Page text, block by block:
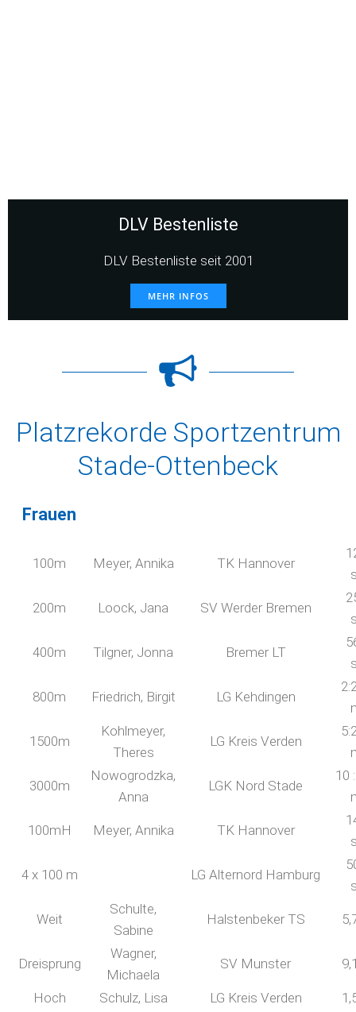
DLV Bestenliste
DLV Bestenliste seit 2001
MEHR INFOS
Platzrekorde Sportzentrum
Stade-Ottenbeck
Frauen
100m Meyer, Annika TK Hannover
200m Loock, Jana SV Werder Bremen
400m Tilgner, Jonna Bremer LT
800m Friedrich, Birgit LG Kehdingen
1500m
Kohlmeyer,
Theres
LG Kreis Verden
3000m
Nowogrodzka,
Anna
LGK Nord Stade
10
100mH Meyer, Annika TK Hannover
4 x 100 m LG Alternord Hamburg
Weit
Schulte,
Sabine
Halstenbeker TS
Dreisprung
Wagner,
Michaela
SV Munster
Hoch Schulz, Lisa LG Kreis Verden